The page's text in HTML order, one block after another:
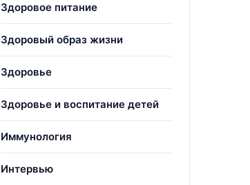
Здоровое питание
Здоровый образ жизни
Здоровье
Здоровье и воспитание детей
Иммунология
Интервью